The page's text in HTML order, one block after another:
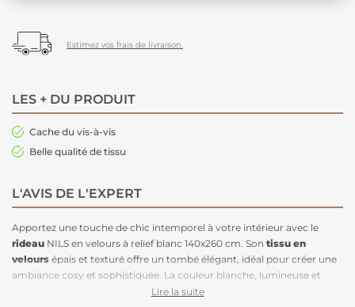
Estimez vos frais de livraison.
LES + DU PRODUIT
Cache du vis-à-vis
Belle qualité de tissu
L'AVIS DE L'EXPERT
Apportez une touche de chic intemporel à votre intérieur avec le
rideau NILS en velours à relief blanc 140x260 cm. Son tissu en
velours épais et texturé offre un tombé élégant, idéal pour créer une
ambiance cosy et sophistiquée. La couleur blanche, lumineuse et
neutre, s’adapte parfaitement à tous lesstyles de décoration
Lire la suite